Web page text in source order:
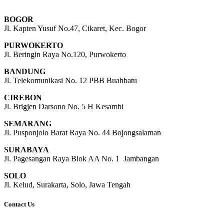
BOGOR
Jl. Kapten Yusuf No.47, Cikaret, Kec. Bogor
PURWOKERTO
Jl. Beringin Raya No.120, Purwokerto
BANDUNG
Jl. Telekomunikasi No. 12 PBB Buahbatu
CIREBON
Jl. Brigjen Darsono No. 5 H Kesambi
SEMARANG
Jl. Pusponjolo Barat Raya No. 44 Bojongsalaman
SURABAYA
Jl. Pagesangan Raya Blok AA No. 1 Jambangan
SOLO
Jl. Kelud, Surakarta, Solo, Jawa Tengah
Contact Us